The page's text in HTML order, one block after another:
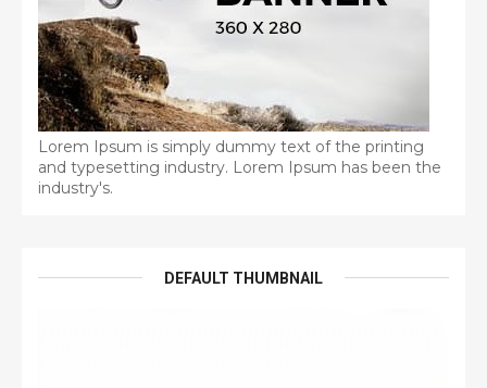
Lorem Ipsum is simply dummy text of the printing
and typesetting industry. Lorem Ipsum has been the
industry's.
DEFAULT THUMBNAIL